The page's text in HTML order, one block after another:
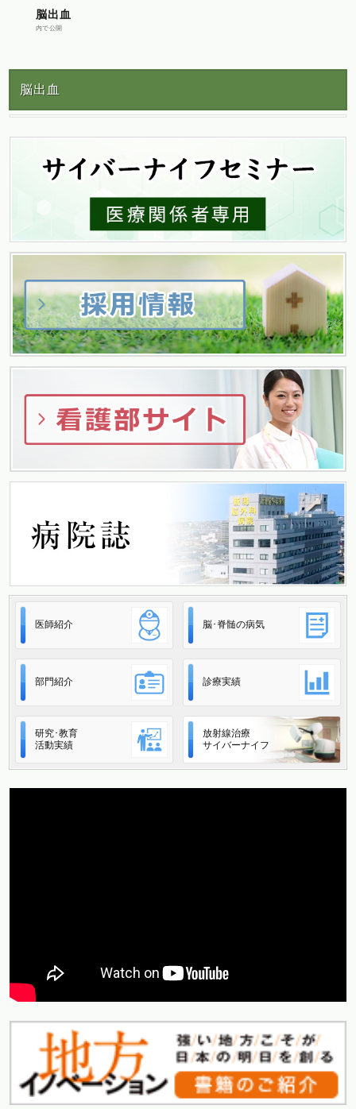
投
稿
ナ
ビ
ー
シ
ョ
ン
脳出血
内で公開
脳出血
医師紹介 脳･脊髄の病気
部門紹介 診療実績
研究･教育
活動実績
放射線治療
サイバーナイフ